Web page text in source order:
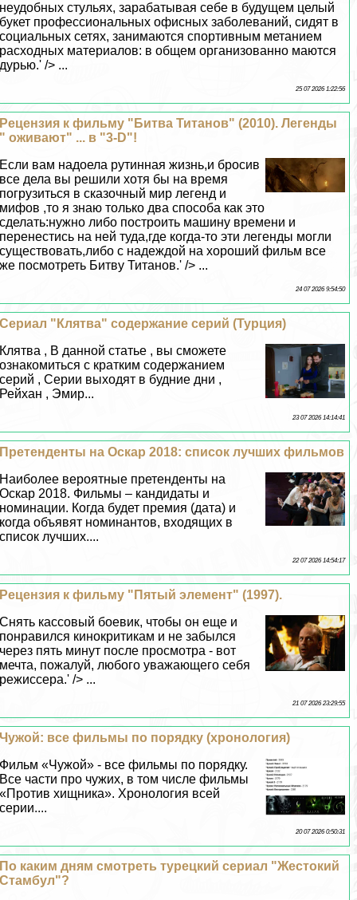
неудобных стульях, заpaбатывая себе в будущем целый
букет профессиональных офисных заболеваний, сидят в
социальных сетях, занимаются спортивным метанием
расходных материалов: в общем организованно маются
дурью.' /> ...
25 07 2026 1:22:56
Рецензия к фильму "Битва Титанов" (2010). Легенды
" оживают" ... в "3-D"!
Если вам надоела рутинная жизнь,и бросив
все дела вы решили хотя бы на время
погрузиться в сказочный мир легенд и
мифов ,то я знаю только два способа как это
сделать:нужно либо построить машину времени и
перенестись на ней туда,где когда-то эти легенды могли
существовать,либо с надеждой на хороший фильм все
же посмотреть Битву Титанов.' /> ...
24 07 2026 9:54:50
Сериал "Клятва" содержание серий (Турция)
Клятва , В данной статье , вы сможете
ознакомиться с кратким содержанием
серий , Серии выходят в будние дни ,
Рейхан , Эмир...
23 07 2026 14:14:41
Претенденты на Оскар 2018: список лучших фильмов
Наиболее вероятные претенденты на
Оскар 2018. Фильмы – кандидаты и
номинации. Когда будет премия (дата) и
когда объявят номинантов, входящих в
список лучших....
22 07 2026 14:54:17
Рецензия к фильму "Пятый элемент" (1997).
Снять кассовый боевик, чтобы он еще и
понравился кинокритикам и не забылся
через пять минут после просмотра - вот
мечта, пожалуй, любого уважающего себя
режиссера.' /> ...
21 07 2026 23:29:55
Чужой: все фильмы по порядку (хронология)
Фильм «Чужой» - все фильмы по порядку.
Все части про чужих, в том числе фильмы
«Против хищника». Хронология всей
серии....
20 07 2026 0:50:31
По каким дням смотреть турецкий сериал "Жестокий
Стамбул"?